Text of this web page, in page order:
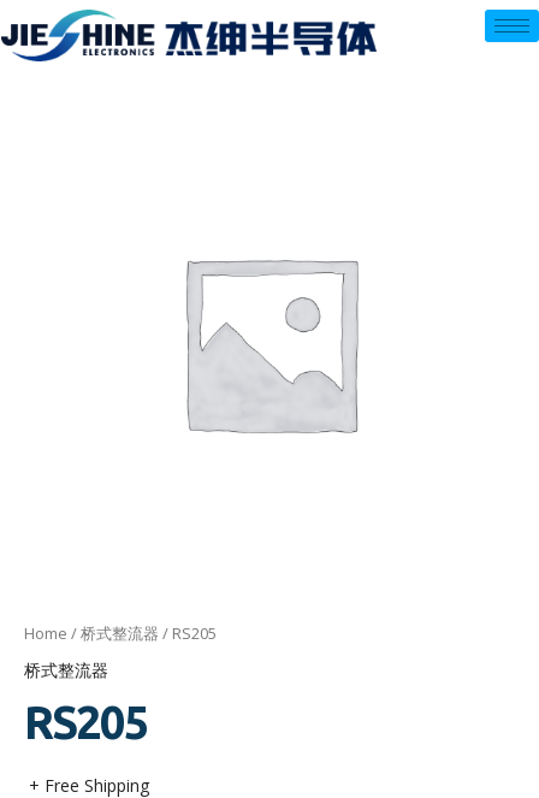
至
内
Home /桥式整流器 / RS205
桥式整流器
RS205
+ Free Shipping